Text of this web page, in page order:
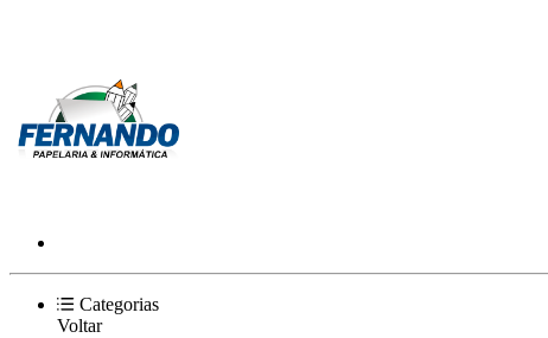
Categorias
Voltar